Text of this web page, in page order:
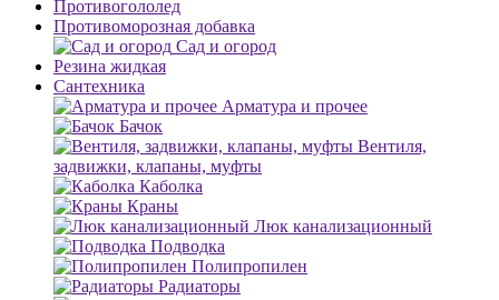
Противогололед
Противоморозная добавка
Сад и огород
Резина жидкая
Сантехника
Арматура и прочее
Бачок
Вентиля,
задвижки, клапаны, муфты
Каболка
Краны
Люк канализационный
Подводка
Полипропилен
Радиаторы